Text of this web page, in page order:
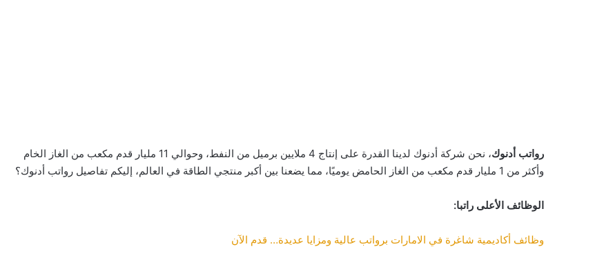
رواتب أدنوك
، نحن شركة أدنوك لدينا القدرة على إنتاج 4 ملايين برميل من النفط، وحوالي 11 مليار قدم مكعب من الغاز الخام
وأكثر من 1 مليار قدم مكعب من الغاز الحامض يوميًا، مما يضعنا بين أكبر منتجي الطاقة في العالم، إليكم تفاصيل رواتب أدنوك؟
الوظائف الأعلى راتبا:
وظائف أكاديمية شاغرة في الامارات برواتب عالية ومزايا عديدة… قدم الآن